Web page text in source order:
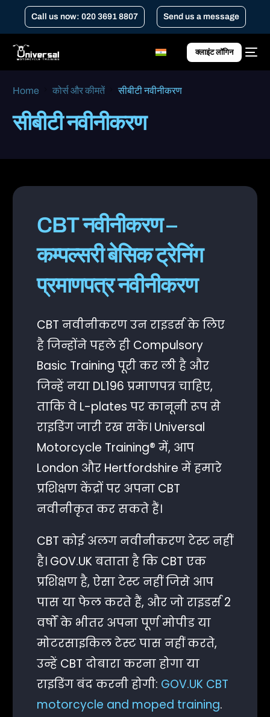
Call us now: 020 3691 8807 Send us a message
क्लाइंट लॉगिन
Home कोर्स और कीमतें सीबीटी नवीनीकरण
सीबीटी नवीनीकरण
CBT नवीनीकरण –
कम्पल्सरी बेसिक ट्रेनिंग
प्रमाणपत्र नवीनीकरण
CBT नवीनीकरण उन राइडर्स के लिए
है जिन्होंने पहले ही Compulsory
Basic Training पूरी कर ली है और
जिन्हें नया DL196 प्रमाणपत्र चाहिए,
ताकि वे L-plates पर कानूनी रूप से
राइडिंग जारी रख सकें। Universal
Motorcycle Training® में, आप
London और Hertfordshire में हमारे
प्रशिक्षण केंद्रों पर अपना CBT
नवीनीकृत कर सकते हैं।
CBT कोई अलग नवीनीकरण टेस्ट नहीं
है। GOV.UK बताता है कि CBT एक
प्रशिक्षण है, ऐसा टेस्ट नहीं जिसे आप
पास या फेल करते हैं, और जो राइडर्स 2
वर्षों के भीतर अपना पूर्ण मोपीड या
मोटरसाइकिल टेस्ट पास नहीं करते,
उन्हें CBT दोबारा करना होगा या
राइडिंग बंद करनी होगी: GOV.UK CBT
motorcycle and moped training.